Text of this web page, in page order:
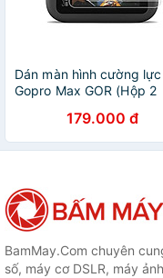
Dán màn hình cường lực
Gopro Max GOR (Hộp 2
179.000 đ
BamMay.Com chuyên
số, máy cơ DSLR, máy